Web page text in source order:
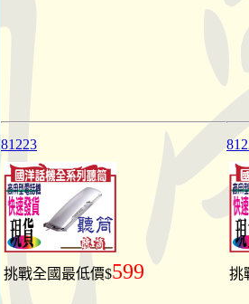
81223
挑戰全國最低價$599 挑